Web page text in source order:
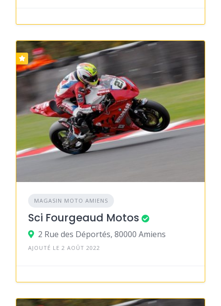
MAGASIN MOTO AMIENS
Sci Fourgeaud Motos
2 Rue des Déportés, 80000 Amiens
AJOUTÉ LE 2 AOÛT 2022